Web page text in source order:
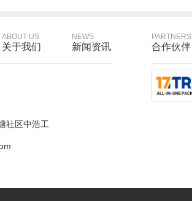
ABOUT US
关于我们
NEWS
新闻资讯
社区中浩工
PARTNERS
合作伙伴